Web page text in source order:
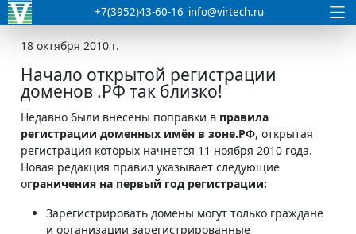
+7(3952)43-60-16 info@virtech.ru
18 октября 2010 г.
Начало открытой регистрации
доменов .РФ так близко!
Недавно были внесены поправки в правила
регистрации доменных имён в зоне.РФ, открытая
регистрация которых начнется 11 ноября 2010 года.
Новая редакция правил указывает следующие
ограничения на первый год регистрации:
Зарегистрировать домены могут только граждане
и организации зарегистрированные